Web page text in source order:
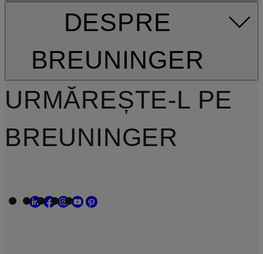
DESPRE
BREUNINGER
URMĂREȘTE-L PE
BREUNINGER